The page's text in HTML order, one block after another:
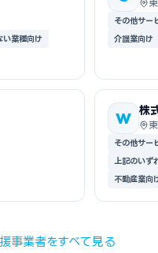
い業種向け
その他サー
介護業向け
W
株
その他サー
上記のいず
不動産業向
事業者をすべて見る